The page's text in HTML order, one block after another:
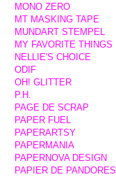
MONO ZERO
MT MASKING TAPE
MUNDART STEMPEL
MY FAVORITE THINGS
NELLIE'S CHOICE
ODIF
OH! GLITTER
P.H.
PAGE DE SCRAP
PAPER FUEL
PAPERARTSY
PAPERMANIA
PAPERNOVA DESIGN
PAPIER DE PANDORES